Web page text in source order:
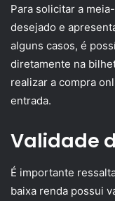
Para solicitar a
desejado e
alguns casos, é
diretamente na
realizar a compra
entrada.
Validade
É importante
baixa renda possui